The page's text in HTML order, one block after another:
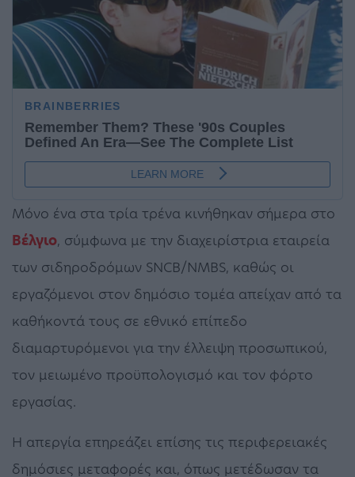
Μόνο ένα στα τρία τρένα κινήθηκαν σήμερα στο
Βέλγιο, σύμφωνα με την διαχειρίστρια εταιρεία
των σιδηροδρόμων SNCB/NMBS, καθώς οι
εργαζόμενοι στον δημόσιο τομέα απείχαν από τα
καθήκοντά τους σε εθνικό επίπεδο
διαμαρτυρόμενοι για την έλλειψη προσωπικού,
τον μειωμένο προϋπολογισμό και τον φόρτο
εργασίας.
Η απεργία επηρεάζει επίσης τις περιφερειακές
δημόσιες μεταφορές και, όπως μετέδωσαν τα